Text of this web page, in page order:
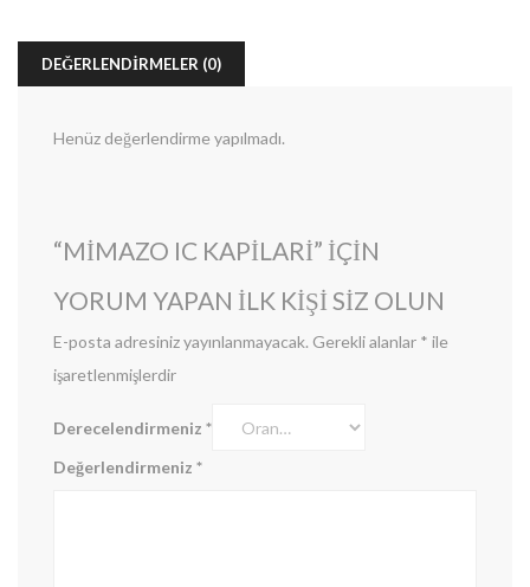
DEĞERLENDIRMELER (0)
Henüz değerlendirme yapılmadı.
“MIMAZO IC KAPILARI” IÇIN
YORUM YAPAN ILK KIŞI SIZ OLUN
E-posta adresiniz yayınlanmayacak. Gerekli alanlar * ile
işaretlenmişlerdir
Derecelendirmeniz *
Değerlendirmeniz *